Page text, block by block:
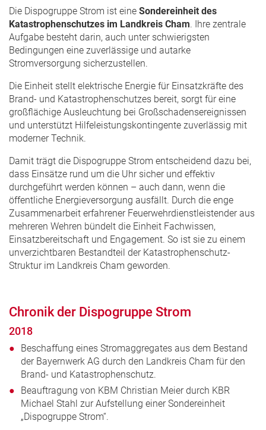
Die Dispogruppe Strom ist eine Sondereinheit des
Katastrophenschutzes im Landkreis Cham. Ihre zentrale
Aufgabe besteht darin, auch unter schwierigsten
Bedingungen eine zuverlässige und autarke
Stromversorgung sicherzustellen.
Die Einheit stellt elektrische Energie für Einsatzkräfte des
Brand- und Katastrophenschutzes bereit, sorgt für eine
großflächige Ausleuchtung bei Großschadensereignissen
und unterstützt Hilfeleistungskontingente zuverlässig mit
moderner Technik.
Damit trägt die Dispogruppe Strom entscheidend dazu bei,
dass Einsätze rund um die Uhr sicher und effektiv
durchgeführt werden können – auch dann, wenn die
öffentliche Energieversorgung ausfällt. Durch die enge
Zusammenarbeit erfahrener Feuerwehrdienstleistender aus
mehreren Wehren bündelt die Einheit Fachwissen,
Einsatzbereitschaft und Engagement. So ist sie zu einem
unverzichtbaren Bestandteil der Katastrophenschutz-
Struktur im Landkreis Cham geworden.
Chronik der Dispogruppe Strom
2018
Beschaffung eines Stromaggregates aus dem Bestand
der Bayernwerk AG durch den Landkreis Cham für den
Brand- und Katastrophenschutz.
Beauftragung von KBM Christian Meier durch KBR
Michael Stahl zur Aufstellung einer Sondereinheit
„Dispogruppe Strom“.